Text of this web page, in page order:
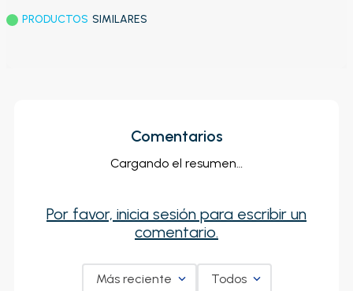
PRODUCTOS SIMILARES
Comentarios
Cargando el resumen…
Por favor, inicia sesión para escribir un
comentario.
Más reciente Todos